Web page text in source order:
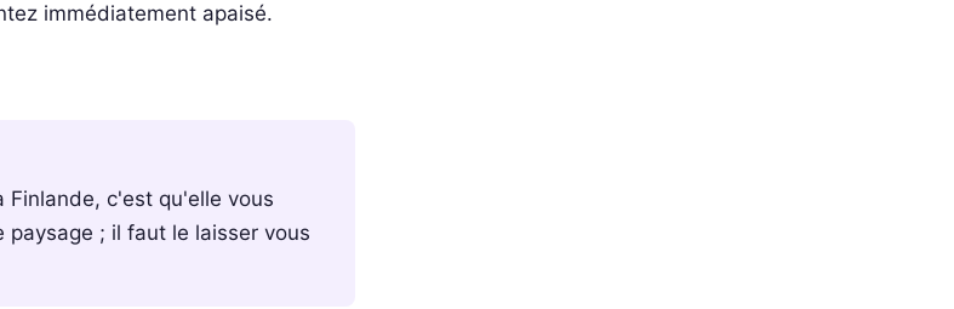
immédiatement apaisé.
c'est qu'elle vous
paysage ; il faut le laisser vous